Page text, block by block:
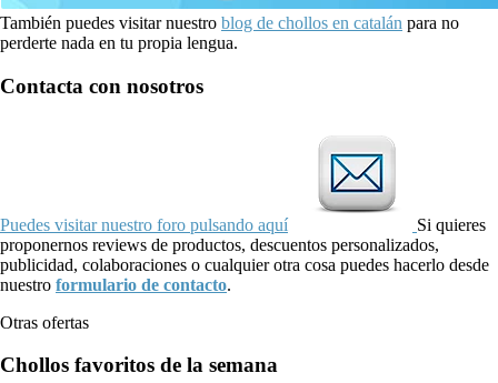
También puedes visitar nuestro blog de chollos en catalán para no
perderte nada en tu propia lengua.
Contacta con nosotros
Puedes visitar nuestro foro pulsando aquí
Si quieres
proponernos reviews de productos, descuentos personalizados,
publicidad, colaboraciones o cualquier otra cosa puedes hacerlo desde
nuestro formulario de contacto.
Otras ofertas
Chollos favoritos de la semana